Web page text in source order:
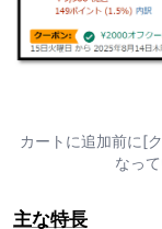
カートに追加前に[
なっ
主な特長